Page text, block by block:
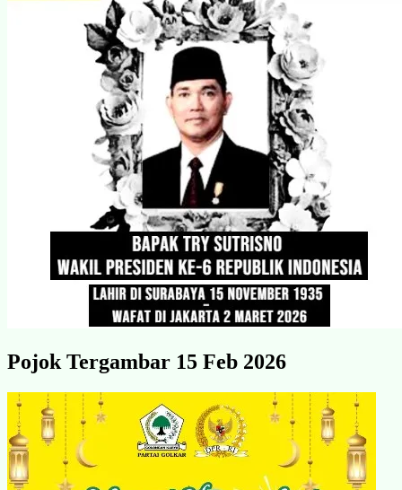
Pojok Tergambar 15 Feb 2026